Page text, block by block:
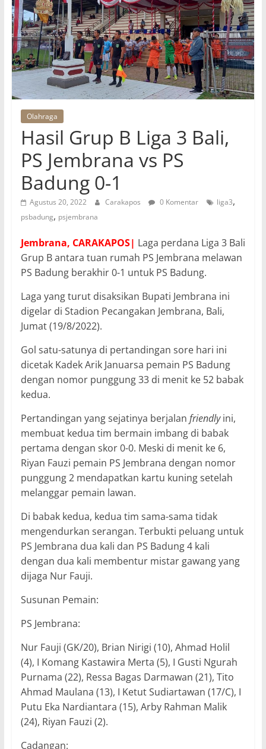
Olahraga
Hasil Grup B Liga 3 Bali,
PS Jembrana vs PS
Badung 0-1
Agustus 20, 2022 Carakapos 0 Komentar liga3,
psbadung, psjembrana
Jembrana, CARAKAPOS| Laga perdana Liga 3 Bali
Grup B antara tuan rumah PS Jembrana melawan
PS Badung berakhir 0-1 untuk PS Badung.
Laga yang turut disaksikan Bupati Jembrana ini
digelar di Stadion Pecangakan Jembrana, Bali,
Jumat (19/8/2022).
Gol satu-satunya di pertandingan sore hari ini
dicetak Kadek Arik Januarsa pemain PS Badung
dengan nomor punggung 33 di menit ke 52 babak
kedua.
Pertandingan yang sejatinya berjalan friendlyini,
membuat kedua tim bermain imbang di babak
pertama dengan skor 0-0. Meski di menit ke 6,
Riyan Fauzi pemain PS Jembrana dengan nomor
punggung 2 mendapatkan kartu kuning setelah
melanggar pemain lawan.
Di babak kedua, kedua tim sama-sama tidak
mengendurkan serangan. Terbukti peluang untuk
PS Jembrana dua kali dan PS Badung 4 kali
dengan dua kali membentur mistar gawang yang
dijaga Nur Fauji.
Susunan Pemain:
PS Jembrana:
Nur Fauji (GK/20), Brian Nirigi (10), Ahmad Holil
(4), I Komang Kastawira Merta (5), I Gusti Ngurah
Purnama (22), Ressa Bagas Darmawan (21), Tito
Ahmad Maulana (13), I Ketut Sudiartawan (17/C), I
Putu Eka Nardiantara (15), Arby Rahman Malik
(24), Riyan Fauzi (2).
Cadangan: